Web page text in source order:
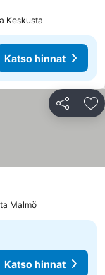
Keskusta
Katso hinnat
Jaa
Malmö
Katso hinnat